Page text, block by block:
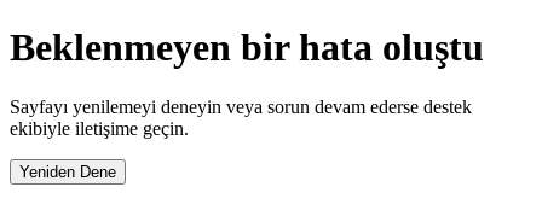
Beklenmeyen bir hata oluştu
Sayfayı yenilemeyi deneyin veya sorun devam ederse destek
ekibiyle iletişime geçin.
Yeniden Dene